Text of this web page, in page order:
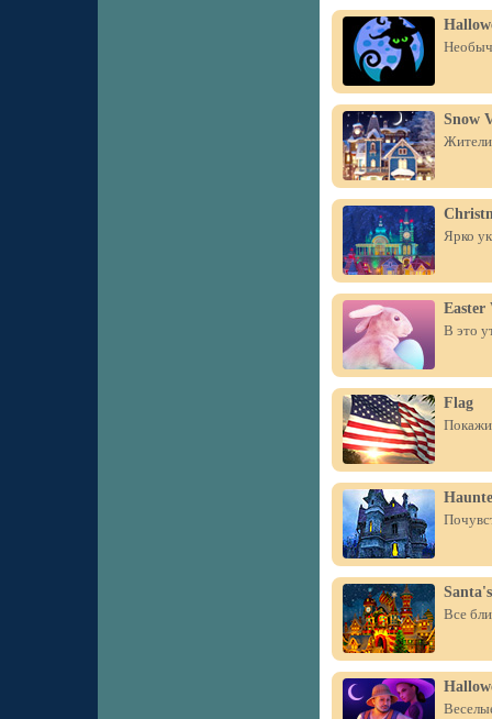
Snow
Жители
Ярко
Easter
В это
Flag
Все